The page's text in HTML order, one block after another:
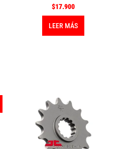
$17.900
LEER MÁS